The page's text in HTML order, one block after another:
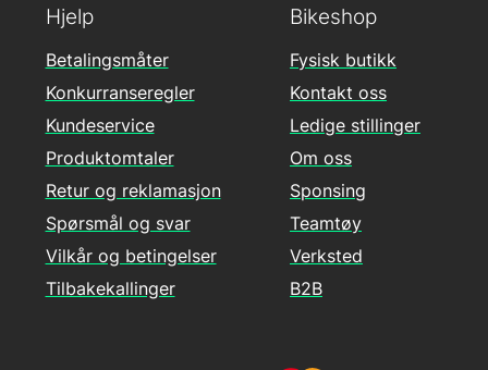
Hjelp
Betalingsmåter
Konkurranseregler
Kundeservice
Produktomtaler
Retur og reklamasjon
Spørsmål og svar
Vilkår og betingelser
Tilbakekallinger
Bikeshop
Fysisk butikk
Kontakt oss
Ledige stillinger
Om oss
Sponsing
Teamtøy
Verksted
B2B